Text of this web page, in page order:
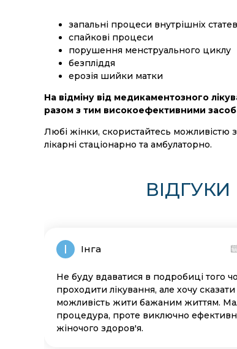
запальні процеси внутрішніх
спайкові процеси
порушення менструального циклу
безпліддя
ерозія шийки матки
На відміну від медикаментозного
разом з тим високоефективними
Любі жінки, скористайтесь можливістю
лікарні стаціонарно та амбулаторно.
ВІДГУКИ
І Інга
Не буду вдаватися в подробиці того
проходити лікування, але хочу
можливість жити бажаним життям.
процедура, проте виключно
жіночого здоров'я.